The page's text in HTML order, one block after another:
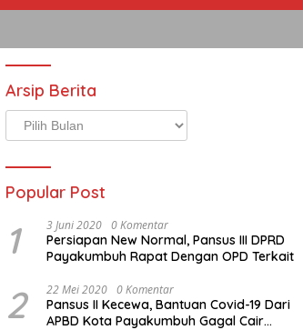
Arsip Berita
Arsip
Berita
Popular Post
1 3 Juni 2020 0 Komentar
Persiapan New Normal, Pansus III DPRD
Payakumbuh Rapat Dengan OPD Terkait
2 22 Mei 2020 0 Komentar
Pansus II Kecewa, Bantuan Covid-19 Dari
APBD Kota Payakumbuh Gagal Cair